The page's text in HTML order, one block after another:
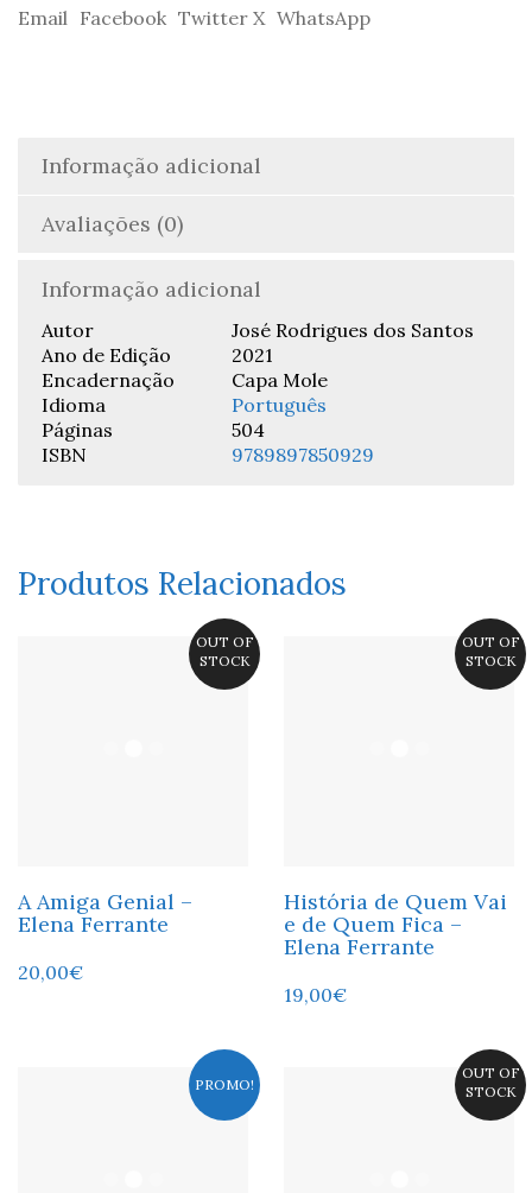
Email Facebook Twitter X WhatsApp
Informação adicional
Avaliações (0)
Informação adicional
Autor
José Rodrigues dos Santos
Ano de Edição
2021
Encadernação
Capa Mole
Idioma
Português
Páginas
504
ISBN
9789897850929
Produtos Relacionados
OUT OF
STOCK
A Amiga Genial –
Elena Ferrante
20,00€
OUT OF
STOCK
História de Quem Vai
e de Quem Fica –
Elena Ferrante
19,00€
PROMO!
OUT OF
STOCK